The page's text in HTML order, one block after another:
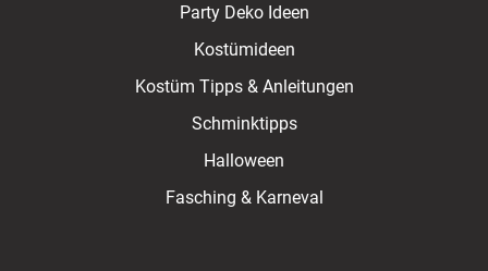
Party Deko Ideen
Kostümideen
Kostüm Tipps & Anleitungen
Schminktipps
Halloween
Fasching & Karneval